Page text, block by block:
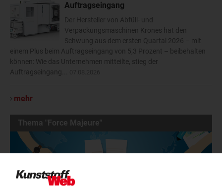
Auftragseingang
Der Hersteller von Abfüll- und
Verpackungsmaschinen Krones hat den
Schwung aus dem ersten Quartal 2026 – mit
einem Plus beim Auftragseingang von 5,3 Prozent – beibehalten
können: Wie das Unternehmen mitteilte, stieg der
Auftragseingang...
mehr
Thema "Force Majeure"